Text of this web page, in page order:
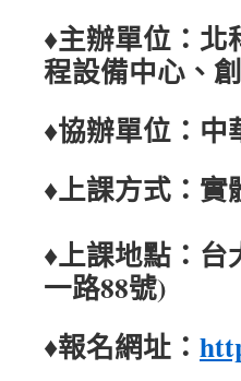
♦主辦單位：
程設備中心、
♦協辦單位：中
♦上課方式：實
♦上課地點：台
一路88號)
♦報名網址：